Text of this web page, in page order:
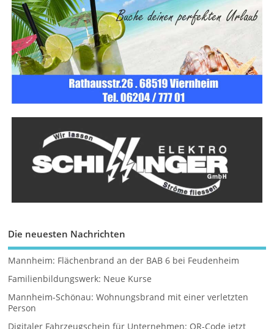
Die neuesten Nachrichten
Mannheim: Flächenbrand an der BAB 6 bei Feudenheim
Familienbildungswerk: Neue Kurse
Mannheim-Schönau: Wohnungsbrand mit einer verletzten
Person
Digitaler Fahrzeugschein für Unternehmen: QR-Code jetzt